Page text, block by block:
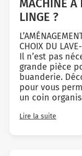
MACHINE À
LINGE ?
CHOIX DU
Il n’est pas
grande pièce
buanderie.
pour vous
un coin
Lire la suite